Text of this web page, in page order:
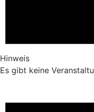
Hinweis
Es gibt keine